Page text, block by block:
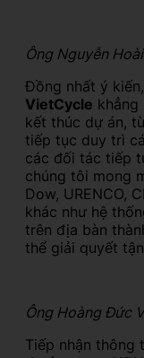
Ông Nguyễn
Đồng nhất ý kiến,
VietCycle khẳng
kết thúc dự án,
tiếp tục duy trì
các đối tác tiếp
chúng tôi mong
Dow, URENCO,
khác như hệ
trên địa bàn
thể giải quyết
Ông Hoàng Đức
Tiếp nhận thông